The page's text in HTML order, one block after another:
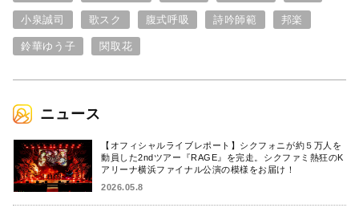
小泉誠司 歌スク 腹式呼吸 詩吟師範 邦楽
鈴華ゆう子 関取花
ニュース
【オフィシャルライブレポート】シクフォニが約５万人を
動員した2ndツアー『RAGE』を完走。シクファミ熱狂のK
アリーナ横浜ファイナル公演の模様をお届け！
2026.05.8